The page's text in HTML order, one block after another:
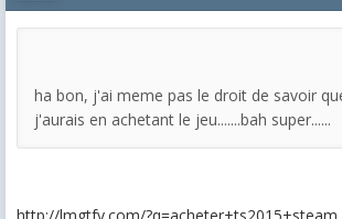
ha bon, j'ai meme pas le droit de savoir
j'aurais en achetant le jeu.......bah super......